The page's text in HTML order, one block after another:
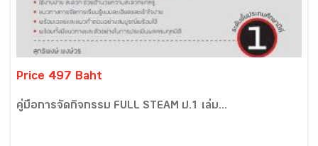
Price 497 Baht
คู่มือการจัดกิจกรรม FULL STEAM ป.1 เล่ม...